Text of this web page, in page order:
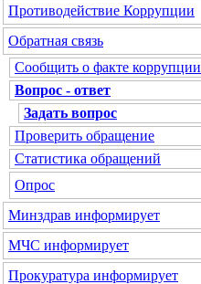
Противодействие Коррупции
Обратная связь
Сообщить о факте коррупции
Вопрос - ответ
Задать вопрос
Проверить обращение
Статистика обращений
Опрос
Минздрав информирует
МЧС информирует
Прокуратура информирует